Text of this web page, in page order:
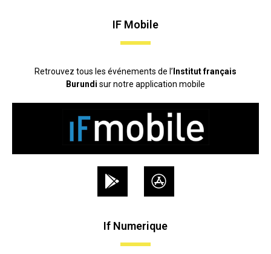
IF Mobile
Retrouvez tous les événements de l’ Institut français
Burundi sur notre application mobile
If Numerique